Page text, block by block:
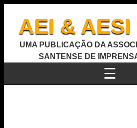
AEI & AESI
UMA PUBLICAÇÃO DA
SANTENSE DE
☰